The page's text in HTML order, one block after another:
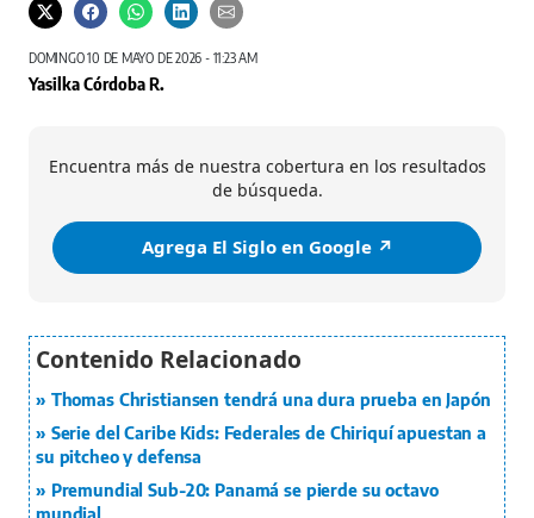
DOMINGO 10 DE MAYO DE 2026 - 11:23 AM
Yasilka Córdoba R.
Encuentra más de nuestra cobertura en los resultados
de búsqueda.
Agrega El Siglo en Google ↗️
Thomas Christiansen tendrá una dura prueba en Japón
Serie del Caribe Kids: Federales de Chiriquí apuestan a
su pitcheo y defensa
Premundial Sub-20: Panamá se pierde su octavo
mundial